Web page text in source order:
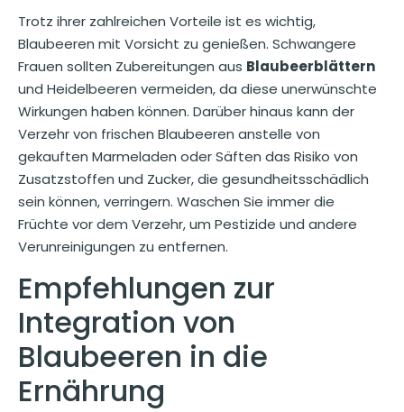
Trotz ihrer zahlreichen Vorteile ist es wichtig,
Blaubeeren mit Vorsicht zu genießen. Schwangere
Frauen sollten Zubereitungen aus Blaubeerblättern
und Heidelbeeren vermeiden, da diese unerwünschte
Wirkungen haben können. Darüber hinaus kann der
Verzehr von frischen Blaubeeren anstelle von
gekauften Marmeladen oder Säften das Risiko von
Zusatzstoffen und Zucker, die gesundheitsschädlich
sein können, verringern. Waschen Sie immer die
Früchte vor dem Verzehr, um Pestizide und andere
Verunreinigungen zu entfernen.
Empfehlungen zur
Integration von
Blaubeeren in die
Ernährung